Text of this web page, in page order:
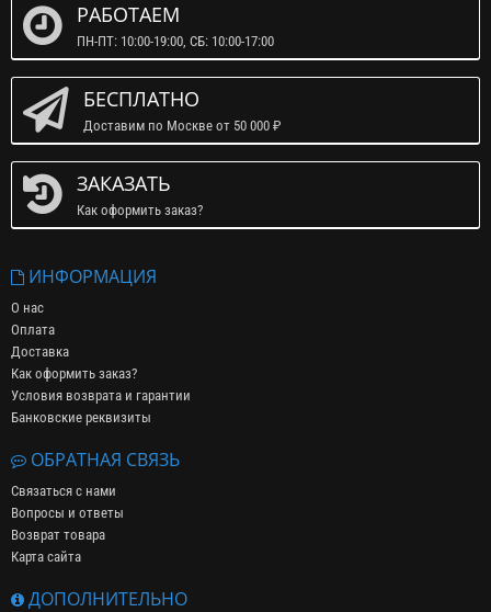
РАБОТАЕМ
ПН-ПТ: 10:00-19:00, СБ: 10:00-17:00
БЕСПЛАТНО
Доставим по Москве от 50 000 ₽
ЗАКАЗАТЬ
Как оформить заказ?
ИНФОРМАЦИЯ
О нас
Оплата
Доставка
Как оформить заказ?
Условия возврата и гарантии
Банковские реквизиты
ОБРАТНАЯ СВЯЗЬ
Связаться с нами
Вопросы и ответы
Возврат товара
Карта сайта
ДОПОЛНИТЕЛЬНО